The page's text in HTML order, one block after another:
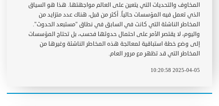
المخاوف والتحديات التي يتعين على العالم مواجهتها. هذا هو السياق
الذي تعمل فيه المؤسسات حالياً. أكثر من قبل، هناك عدد متزايد من
المخاطر الناشئة التي كانت في السابق في نطاق "مستبعد الحدوث".
واليوم، لا يقتصر الأمر على احتمال حدوثها فحسب، بل تحتاج المؤسسات
إلى وضع خطة استباقية لمعالجة هذه المخاطر الناشئة وغيرها من
المخاطر التي قد تظهر مع مرور العام.
2025-04-05 10:20:58